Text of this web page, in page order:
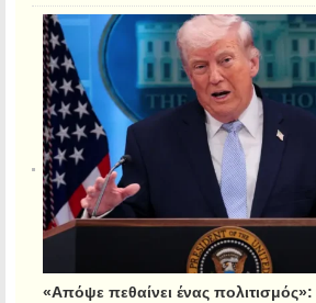
«Απόψε πεθαίνει ένας